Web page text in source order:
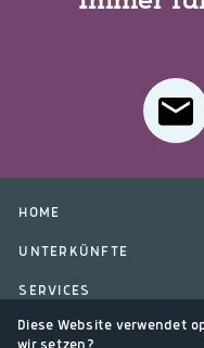
HOME
UNTERKÜNFTE
SERVICES
ÜBER UNS
Diese Website verwendet